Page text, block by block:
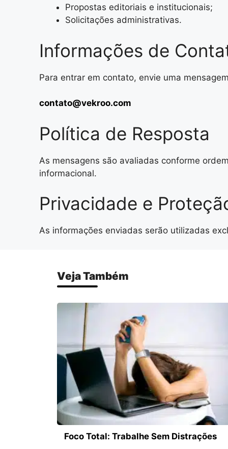
Propostas editoriais e institucionais;
Solicitações administrativas.
Informações de
Para entrar em contato, envie uma
contato@vekroo.com
Política de Resposta
As mensagens são avaliadas conforme
informacional.
Privacidade e
As informações enviadas serão utilizadas
Veja Também
Foco Total: Trabalhe Sem Distrações